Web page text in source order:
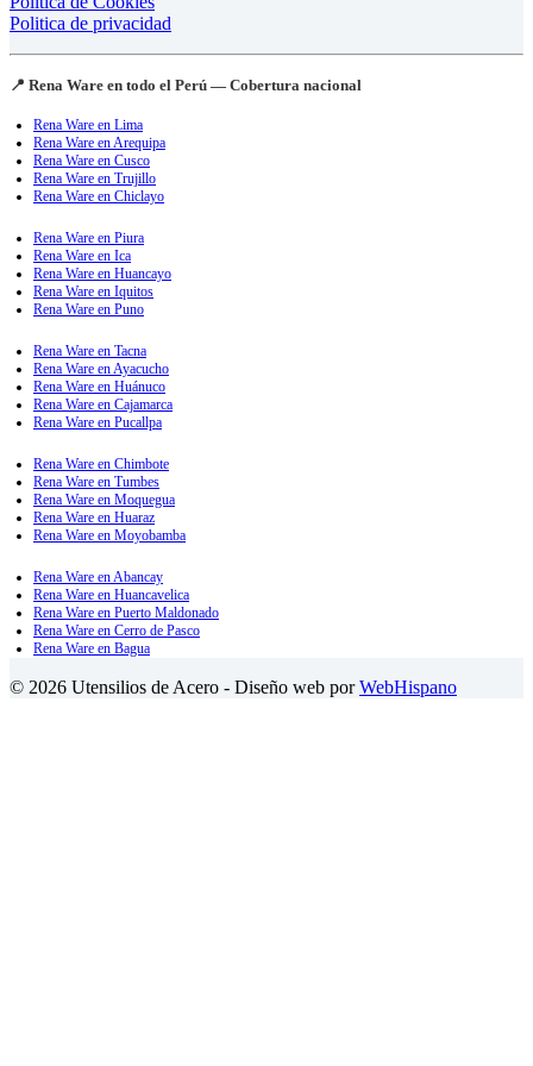
Politica de privacidad
📍 Rena Ware en todo el Perú — Cobertura nacional
Rena Ware en Lima
Rena Ware en Arequipa
Rena Ware en Cusco
Rena Ware en Trujillo
Rena Ware en Chiclayo
Rena Ware en Piura
Rena Ware en Ica
Rena Ware en Huancayo
Rena Ware en Iquitos
Rena Ware en Puno
Rena Ware en Tacna
Rena Ware en Ayacucho
Rena Ware en Huánuco
Rena Ware en Cajamarca
Rena Ware en Pucallpa
Rena Ware en Chimbote
Rena Ware en Tumbes
Rena Ware en Moquegua
Rena Ware en Huaraz
Rena Ware en Moyobamba
Rena Ware en Abancay
Rena Ware en Huancavelica
Rena Ware en Puerto Maldonado
Rena Ware en Cerro de Pasco
Rena Ware en Bagua
© 2026 Utensilios de Acero - Diseño web porWebHispano